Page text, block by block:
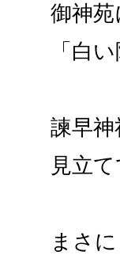
御神苑
「白
諫早
見立
まさ